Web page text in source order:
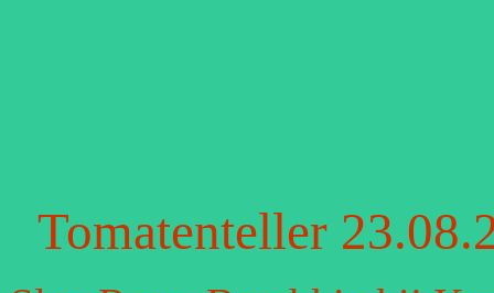
Tomatenteller